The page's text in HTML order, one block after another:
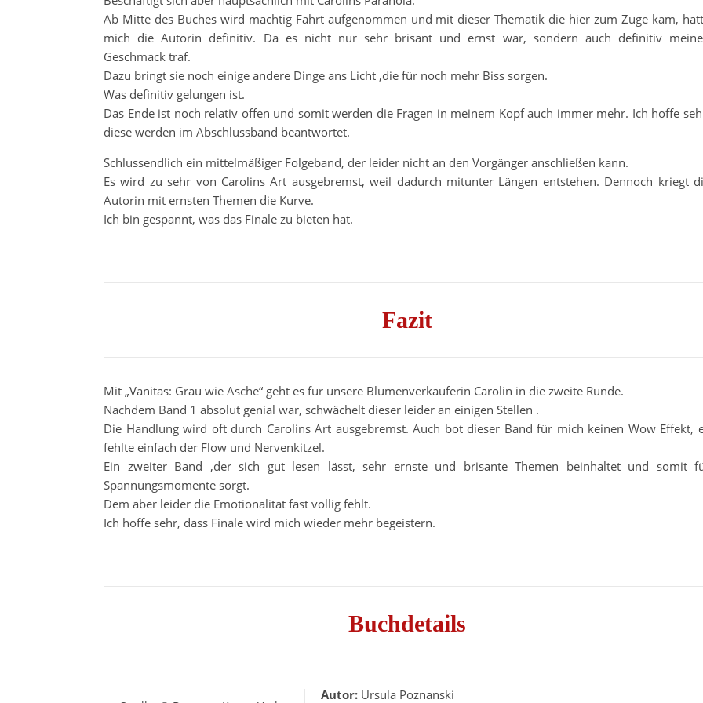
Ab Mitte des Buches wird mächtig Fahrt aufgenommen und mit dieser Thematik die hier zum Zuge kam,
mich die Autorin definitiv. Da es nicht nur sehr brisant und ernst war, sondern auch definitiv
Geschmack traf.
Dazu bringt sie noch einige andere Dinge ans Licht ,die für noch mehr Biss sorgen.
Was definitiv gelungen ist.
Das Ende ist noch relativ offen und somit werden die Fragen in meinem Kopf auch immer mehr. Ich hoffe
diese werden im Abschlussband beantwortet.
Schlussendlich ein mittelmäßiger Folgeband, der leider nicht an den Vorgänger anschließen kann.
Es wird zu sehr von Carolins Art ausgebremst, weil dadurch mitunter Längen entstehen. Dennoch kriegt
Autorin mit ernsten Themen die Kurve.
Ich bin gespannt, was das Finale zu bieten hat.
Fazit
Mit „Vanitas: Grau wie Asche“ geht es für unsere Blumenverkäuferin Carolin in die zweite Runde.
Nachdem Band 1 absolut genial war, schwächelt dieser leider an einigen Stellen .
Die Handlung wird oft durch Carolins Art ausgebremst. Auch bot dieser Band für mich keinen Wow Effekt,
fehlte einfach der Flow und Nervenkitzel.
Ein zweiter Band ,der sich gut lesen lässt, sehr ernste und brisante Themen beinhaltet und somit
Spannungsmomente sorgt.
Dem aber leider die Emotionalität fast völlig fehlt.
Ich hoffe sehr, dass Finale wird mich wieder mehr begeistern.
Buchdetails
Autor: Ursula Poznanski